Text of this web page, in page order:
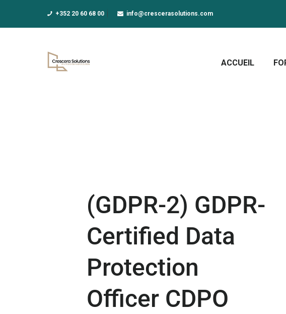
+352 20 60 68 00 info@crescerasolutions.com
ACCUEIL
(GDPR-2) GDPR-
Certified Data
Protection
Officer CDPO